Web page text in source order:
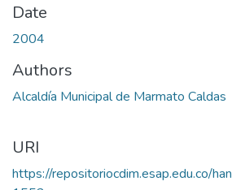
Date
2004
Authors
Alcaldía Municipal de Marmato Caldas
URI
https://repositoriocdim.esap.edu.co/